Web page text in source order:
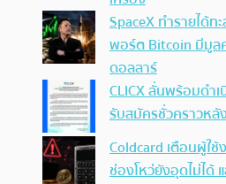
SpaceX ทำรายได้ท
พอร์ต Bitcoin มีมูล
ดอลลาร์
CLICX ลั่นพร้อมด
รับสมัครชั่วคราวห
Coldcard เตือนผู้ใ
ช่องโหว่ยังอุดไม่ได้